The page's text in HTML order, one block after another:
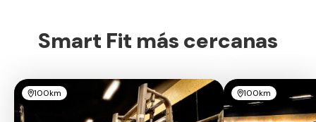
Smart Fit más cercanas
100km 100km